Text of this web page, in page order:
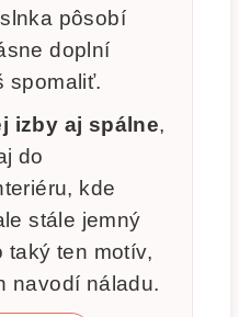
pôsobí
doplní
spomaliť.
izby aj spálne,
do
kde
stále jemný
taký ten motív,
navodí náladu.